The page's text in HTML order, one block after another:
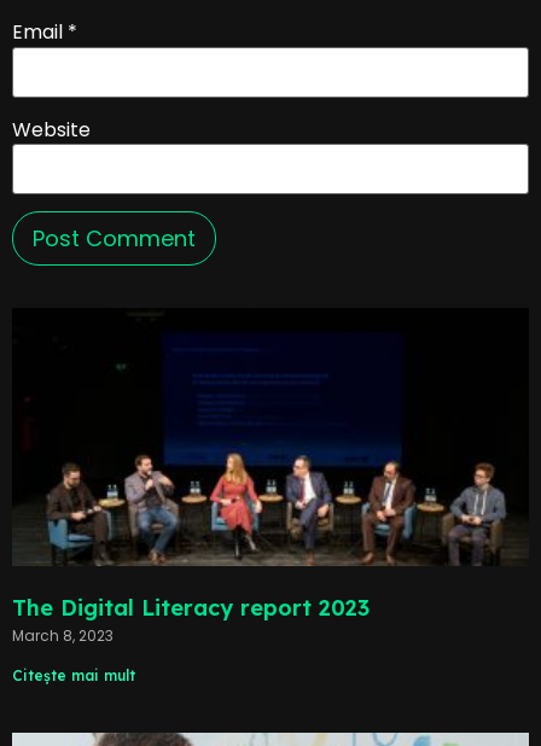
Email *
Website
The Digital Literacy report 2023
March 8, 2023
Citește mai mult